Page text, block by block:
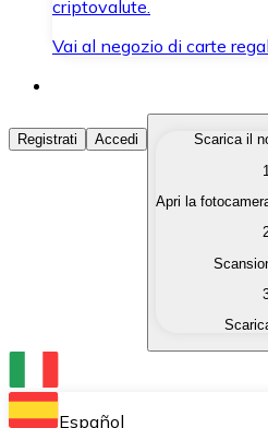
criptovalute.
Vai al negozio di carte
Acquista Criptovalute
Acquista le criptovalute
Converti le tue
Scambia una
Conserva le tue cripto in
Registrati Accedi
Scarica il
1
Apri la
Español